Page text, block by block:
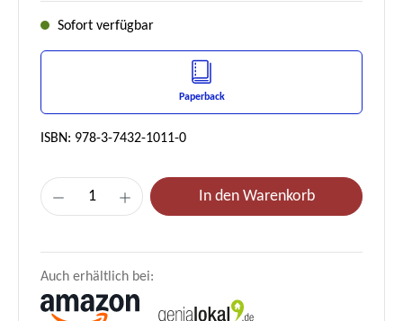
Sofort verfügbar
Paperback
ISBN: 978-3-7432-1011-0
Produkt Anzahl: Gib den gewünschten
In den Warenkorb
Auch erhältlich bei: